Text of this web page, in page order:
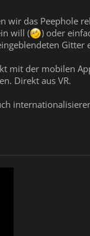
wir das Peephole
will (
) oder
mit der mobilen
Direkt aus VR.